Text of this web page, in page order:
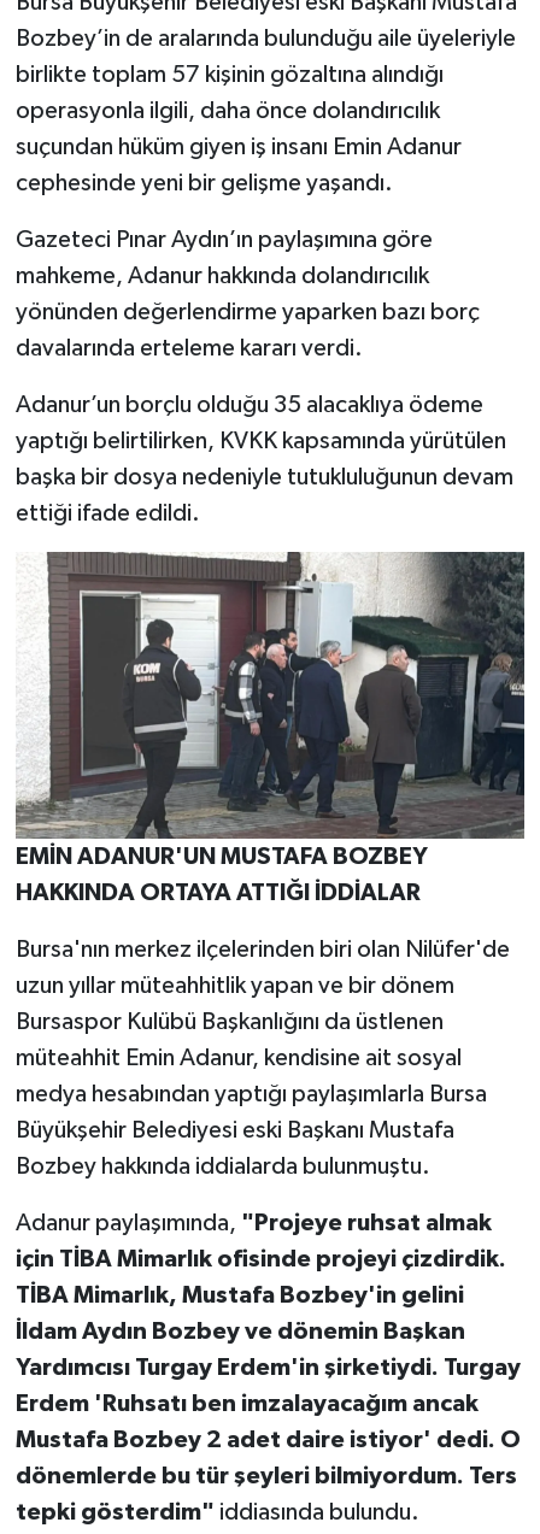
Bozbey’in de aralarında bulunduğu aile üyeleriyle
birlikte toplam 57 kişinin gözaltına alındığı
operasyonla ilgili, daha önce dolandırıcılık
suçundan hüküm giyen iş insanı Emin Adanur
cephesinde yeni bir gelişme yaşandı.
Gazeteci Pınar Aydın’ın paylaşımına göre
mahkeme, Adanur hakkında dolandırıcılık
yönünden değerlendirme yaparken bazı borç
davalarında erteleme kararı verdi.
Adanur’un borçlu olduğu 35 alacaklıya ödeme
yaptığı belirtilirken, KVKK kapsamında yürütülen
başka bir dosya nedeniyle tutukluluğunun devam
ettiği ifade edildi.
EMİN ADANUR'UN MUSTAFA BOZBEY
HAKKINDA ORTAYA ATTIĞI İDDİALAR
Bursa'nın merkez ilçelerinden biri olan Nilüfer'de
uzun yıllar müteahhitlik yapan ve bir dönem
Bursaspor Kulübü Başkanlığını da üstlenen
müteahhit Emin Adanur, kendisine ait sosyal
medya hesabından yaptığı paylaşımlarla Bursa
Büyükşehir Belediyesi eski Başkanı Mustafa
Bozbey hakkında iddialarda bulunmuştu.
Adanur paylaşımında, "Projeye ruhsat almak
için TİBA Mimarlık ofisinde projeyi çizdirdik.
TİBA Mimarlık, Mustafa Bozbey'in gelini
İldam Aydın Bozbey ve dönemin Başkan
Yardımcısı Turgay Erdem'in şirketiydi. Turgay
Erdem 'Ruhsatı ben imzalayacağım ancak
Mustafa Bozbey 2 adet daire istiyor' dedi. O
dönemlerde bu tür şeyleri bilmiyordum. Ters
tepki gösterdim" iddiasında bulundu.